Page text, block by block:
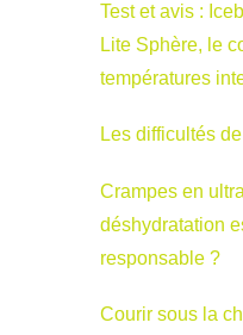
Test et avis :
Lite Sphère, le
températures
Les difficultés
Crampes en
déshydratation
responsable ?
Courir sous la